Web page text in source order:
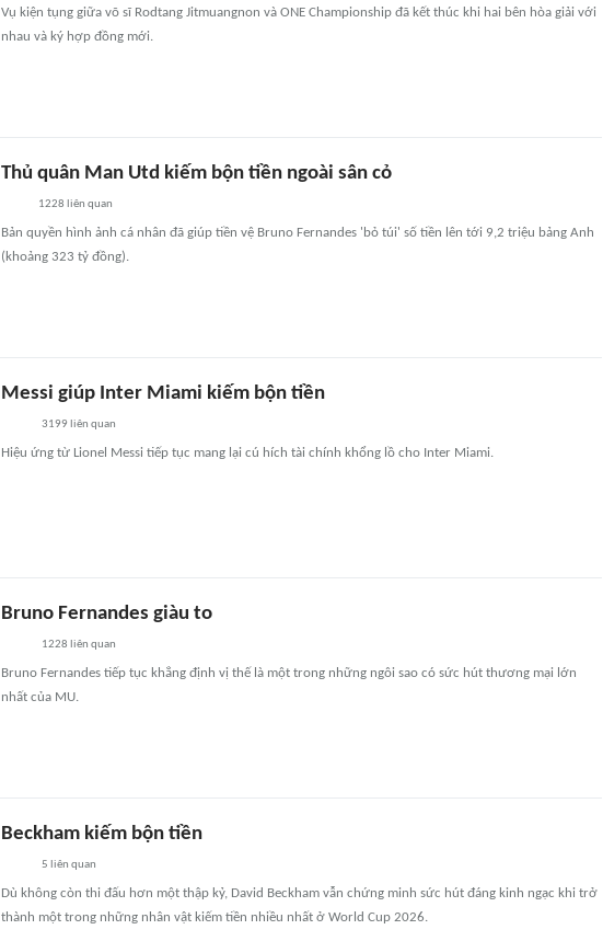
Vụ kiện tụng giữa võ sĩ Rodtang Jitmuangnon và ONE Championship đã kết thúc khi hai bên hòa giải với
nhau và ký hợp đồng mới.
Thủ quân Man Utd kiếm bộn tiền ngoài sân cỏ
1228 liên quan
Bản quyền hình ảnh cá nhân đã giúp tiền vệ Bruno Fernandes 'bỏ túi' số tiền lên tới 9,2 triệu bảng Anh
(khoảng 323 tỷ đồng).
Messi giúp Inter Miami kiếm bộn tiền
3199 liên quan
Hiệu ứng từ Lionel Messi tiếp tục mang lại cú hích tài chính khổng lồ cho Inter Miami.
Bruno Fernandes giàu to
1228 liên quan
Bruno Fernandes tiếp tục khẳng định vị thế là một trong những ngôi sao có sức hút thương mại lớn
nhất của MU.
Beckham kiếm bộn tiền
5 liên quan
Dù không còn thi đấu hơn một thập kỷ, David Beckham vẫn chứng minh sức hút đáng kinh ngạc khi trở
thành một trong những nhân vật kiếm tiền nhiều nhất ở World Cup 2026.